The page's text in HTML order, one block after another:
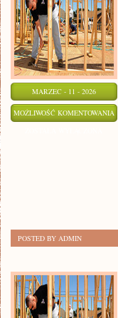
MARZEC - 11 - 2026
MOŻLIWOŚĆ KOMENTOWANIA
POSTED BY ADMIN